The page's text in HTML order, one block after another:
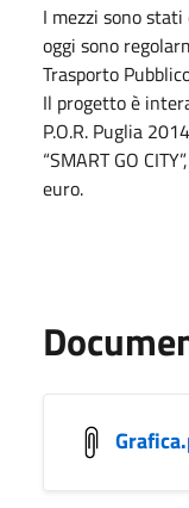
I mezzi sono
oggi sono
Trasporto
Il progetto è
P.O.R. Puglia
“SMART GO
euro.